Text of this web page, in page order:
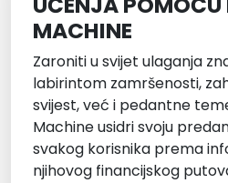
MACHINE
Zaroniti u svijet ulaganja
labirintom zamršenosti,
svijest, već i pedantne
Machine usidri svoju
svakog korisnika prema
njihovog financijskog